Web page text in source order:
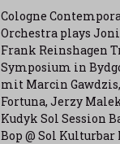
Cologne
Orchestra plays
Frank Reinshagen
Symposium in
mit Marcin
Fortuna, Jerzy
Kudyk Sol Session
Bop @ Sol